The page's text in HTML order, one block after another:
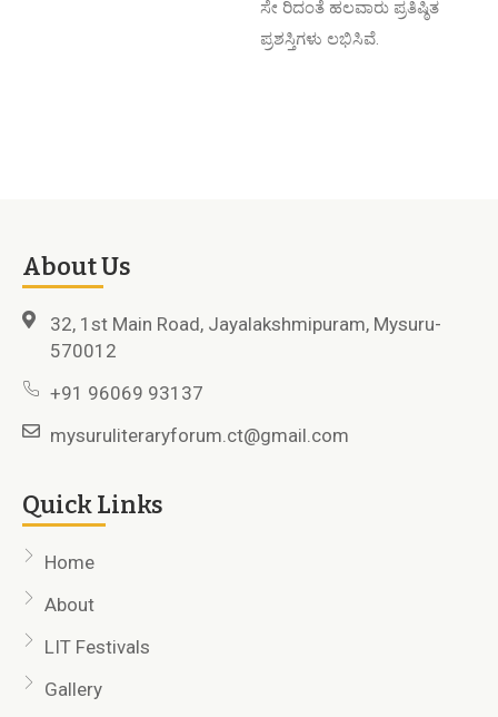
ಸೇ ರಿದಂತೆ ಹಲವಾರು ಪ್ರತಿಷ್ಠಿತ
ಪ್ರಶಸ್ತಿಗಳು ಲಭಿಸಿವೆ.
About Us
32, 1st Main Road, Jayalakshmipuram, Mysuru-
570012
+91 96069 93137
mysuruliteraryforum.ct@gmail.com
Quick Links
Home
About
LIT Festivals
Gallery